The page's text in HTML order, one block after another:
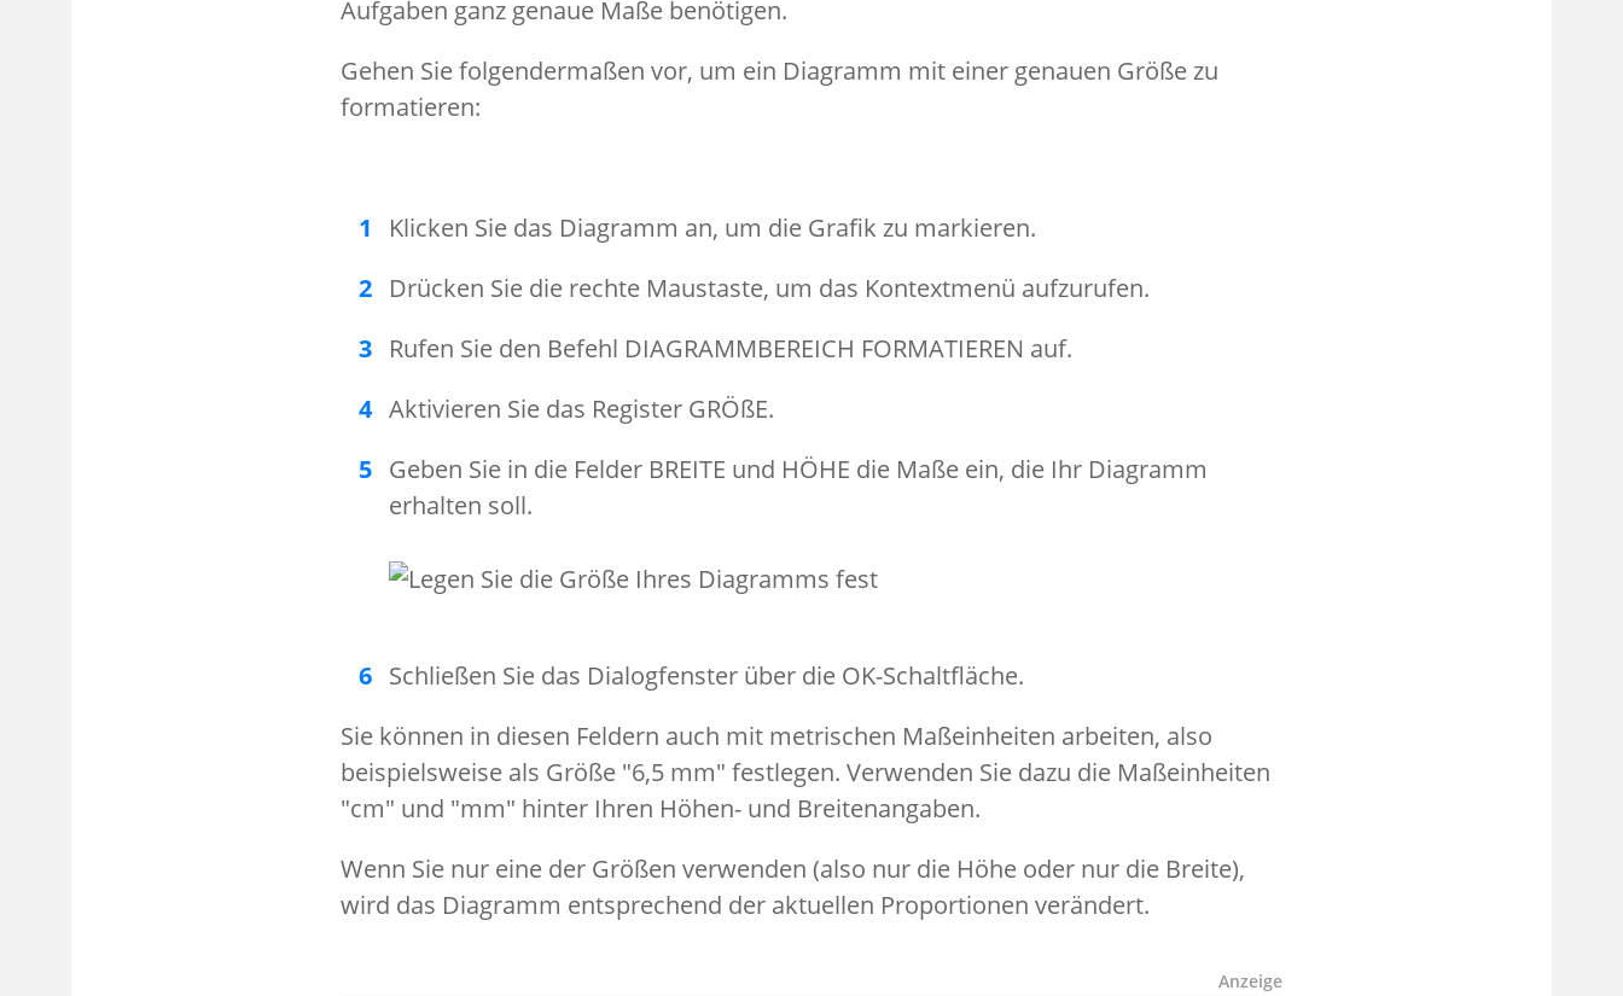
Aufgaben ganz genaue Maße benötigen.
Gehen Sie folgendermaßen vor, um ein Diagramm mit einer genauen Größe zu
formatieren:
Klicken Sie das Diagramm an, um die Grafik zu markieren.
Drücken Sie die rechte Maustaste, um das Kontextmenü aufzurufen.
Rufen Sie den Befehl DIAGRAMMBEREICH FORMATIEREN auf.
Aktivieren Sie das Register GRÖßE.
Geben Sie in die Felder BREITE und HÖHE die Maße ein, die Ihr Diagramm
erhalten soll.
Schließen Sie das Dialogfenster über die OK-Schaltfläche.
Sie können in diesen Feldern auch mit metrischen Maßeinheiten arbeiten, also
beispielsweise als Größe "6,5 mm" festlegen. Verwenden Sie dazu die Maßeinheiten
"cm" und "mm" hinter Ihren Höhen- und Breitenangaben.
Wenn Sie nur eine der Größen verwenden (also nur die Höhe oder nur die Breite),
wird das Diagramm entsprechend der aktuellen Proportionen verändert.